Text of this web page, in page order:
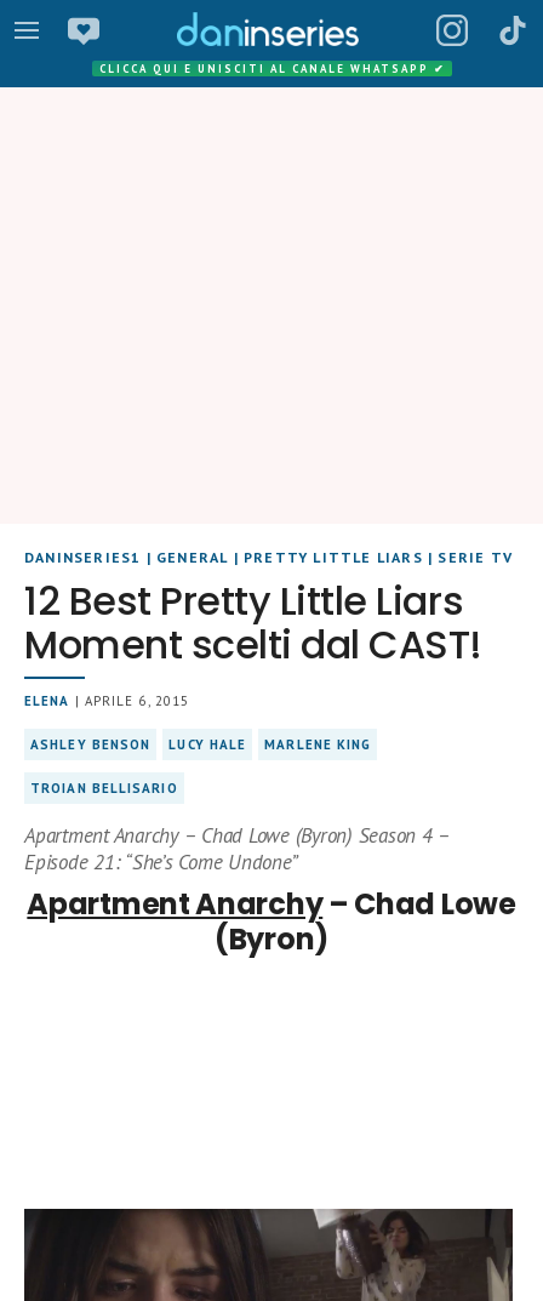
CLICCA QUI E UNISCITI AL CANALE WHATSAPP ✔
DANINSERIES1 | GENERAL | PRETTY LITTLE LIARS | SERIE TV
12 Best Pretty Little Liars
Moment scelti dal CAST!
ELENA | APRILE 6, 2015
ASHLEY BENSON LUCY HALE MARLENE KING
TROIAN BELLISARIO
Apartment Anarchy – Chad Lowe (Byron) Season 4 –
Episode 21: “She’s Come Undone”
Apartment Anarchy– Chad Lowe
(Byron)